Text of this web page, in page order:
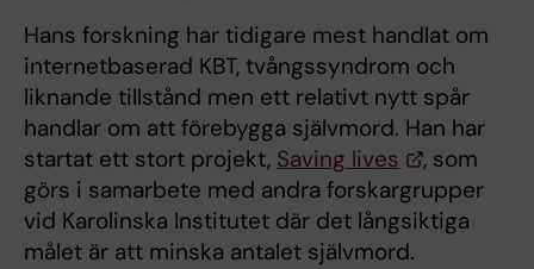
Hans forskning har tidigare mest handlat om
internetbaserad KBT, tvångssyndrom och
liknande tillstånd men ett relativt nytt spår
handlar om att förebygga självmord. Han har
startat ett stort projekt, Saving lives
, som
görs i samarbete med andra forskargrupper
vid Karolinska Institutet där det långsiktiga
målet är att minska antalet självmord.